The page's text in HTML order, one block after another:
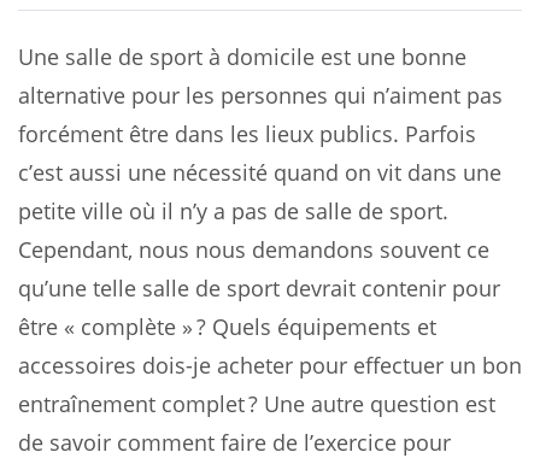
Une salle de sport à domicile est une bonne
alternative pour les personnes qui n’aiment pas
forcément être dans les lieux publics. Parfois
c’est aussi une nécessité quand on vit dans une
petite ville où il n’y a pas de salle de sport.
Cependant, nous nous demandons souvent ce
qu’une telle salle de sport devrait contenir pour
être « complète » ? Quels équipements et
accessoires dois-je acheter pour effectuer un bon
entraînement complet ? Une autre question est
de savoir comment faire de l’exercice pour